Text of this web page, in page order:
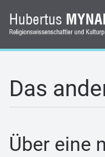
Zum Hauptinhalt
Das
Über eine